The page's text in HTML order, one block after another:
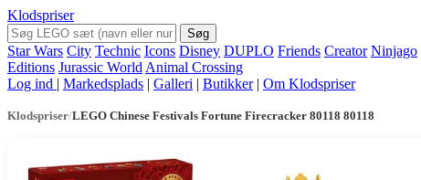
Klodspriser
Søg
Star Wars City Technic Icons Disney DUPLO Friends Creator Ninjago
Editions Jurassic World Animal Crossing
Log ind | Markedsplads | Galleri | Butikker | Om Klodspriser
Klodspriser/LEGO Chinese Festivals Fortune Firecracker 80118 80118